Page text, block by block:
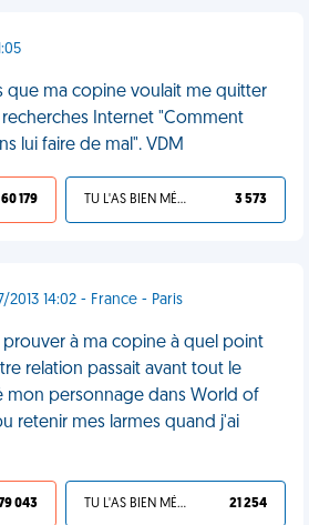
que ma copine voulait me quitter
Internet "Comment
lui faire de mal". VDM
60 179 TU L'AS BIEN MÉRITÉ 3 573
2013 14:02 - France - Paris
à ma copine à quel point
relation passait avant tout le
mon personnage dans World of
retenir mes larmes quand j'ai
043 TU L'AS BIEN MÉRITÉ 21 254